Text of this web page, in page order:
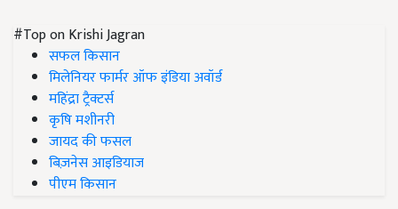
#Top on Krishi Jagran
सफल किसान
मिलेनियर फार्मर ऑफ इंडिया अवॉर्ड
महिंद्रा ट्रैक्टर्स
कृषि मशीनरी
जायद की फसल
बिज़नेस आइडियाज
पीएम किसान